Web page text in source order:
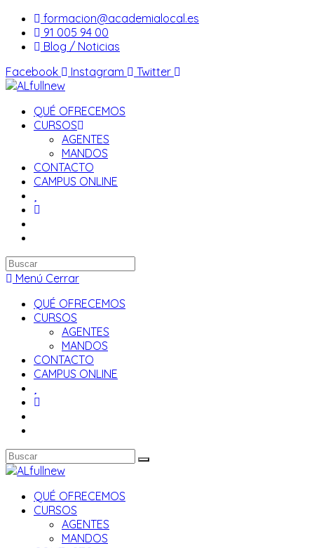
Saltar
contenido
formacion@academialocal.es
91 005 94 00
Blog / Noticias
Facebook
Instagram Twitter
QUÉ OFRECEMOS
CURSOS
AGENTES
MANDOS
CONTACTO
CAMPUS ONLINE
Buscar
en
web
Menú Cerrar
QUÉ OFRECEMOS
CURSOS
AGENTES
MANDOS
CONTACTO
CAMPUS ONLINE
QUÉ OFRECEMOS
CURSOS
AGENTES
MANDOS